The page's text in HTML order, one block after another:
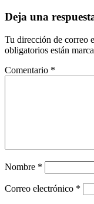
Deja una
Tu dirección de correo
obligatorios están
Comentario *
Nombre *
Correo electrónico *